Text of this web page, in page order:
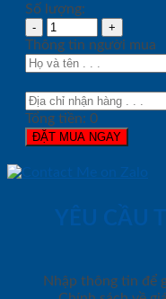
Số lượng:
Thông tin người mua
Tổng tiền: 0
ĐẶT MUA NGAY
YÊU CẦU
Nhập thông tin để